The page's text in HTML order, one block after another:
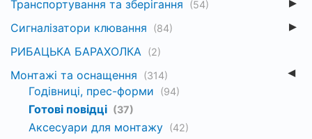
Транспортування та зберігання (54)
Сигналізатори клювання (84)
РИБАЦЬКА БАРАХОЛКА (2)
Монтажі та оснащення (314)
Годівниці, прес-форми (94)
Готові повідці (37)
Аксесуари для монтажу (42)